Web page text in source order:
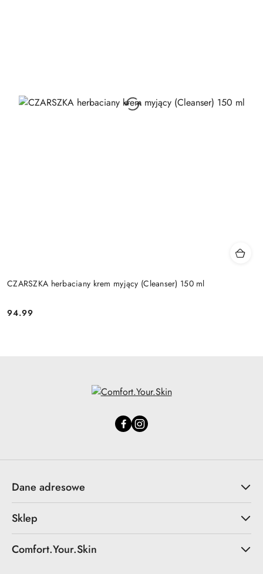
CZARSZKA herbaciany krem myjący (Cleanser) 150 ml
Cena:
94.99
Dane adresowe
Sklep
Comfort.Your.Skin